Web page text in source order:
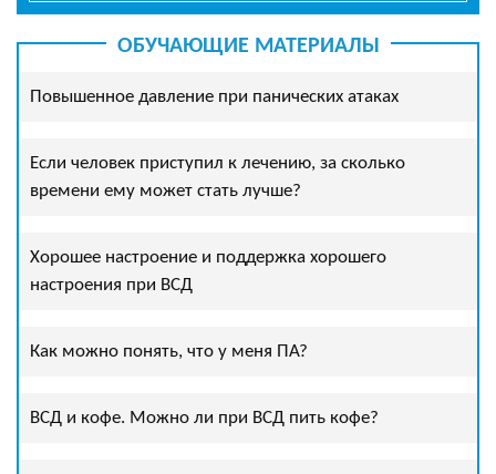
ОБУЧАЮЩИЕ МАТЕРИАЛЫ
Повышенное давление при панических атаках
Если человек приступил к лечению, за сколько
времени ему может стать лучше?
Хорошее настроение и поддержка хорошего
настроения при ВСД
Как можно понять, что у меня ПА?
ВСД и кофе. Можно ли при ВСД пить кофе?